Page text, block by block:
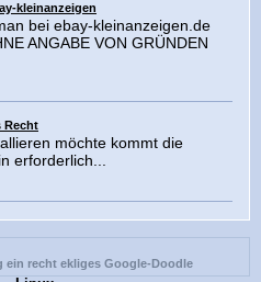
kleinanzeigen
bei ebay-kleinanzeigen.de
ANGABE VON GRÜNDEN
Recht
möchte kommt die
erforderlich...
recht ekliges Google-Doodle